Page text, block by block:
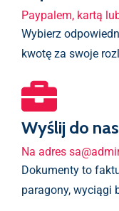
Paypalem, kartą
Wybierz
kwotę za swoje
Wyślij do
Na adres
Dokumenty to
paragony, wyciągi